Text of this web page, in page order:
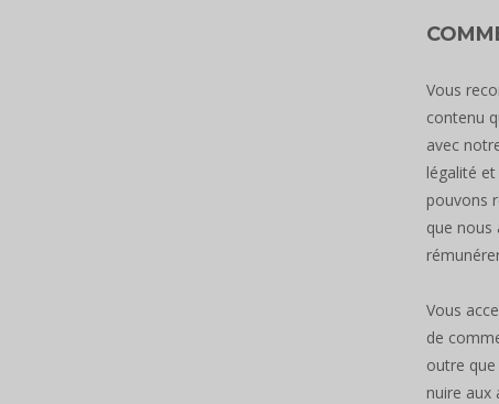
Vous
contenu
avec
légalité
pouvons
que nous
Vous
de
outre
nuire aux